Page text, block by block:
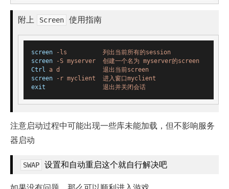
附上 Screen 使用指南
screen
-ls          列出当前所有的session
screen
-S myserver  创建一个名为 myserver的screen
Ctrl
a d            退出当前screen
screen
-r myclient  进入窗口myclient
exit
退出并关闭会话
注意启动过程中可能出现一些库未能加载，但不影响服务
器启动
SWAP 设置和自动重启这个就自行解决吧